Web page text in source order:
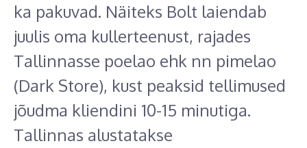
ka pakuvad. Näiteks Bolt laiendab
juulis oma kullerteenust, rajades
Tallinnasse poelao ehk nn pimelao
(Dark Store), kust peaksid tellimused
jõudma kliendini 10-15 minutiga.
Tallinnas alustatakse